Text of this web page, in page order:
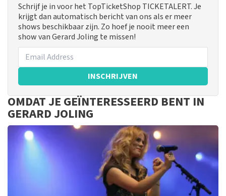
Schrijf je in voor het TopTicketShop TICKETALERT. Je
krijgt dan automatisch bericht van ons als er meer
shows beschikbaar zijn. Zo hoef je nooit meer een
show van Gerard Joling te missen!
INSCHRIJVEN
OMDAT JE GEÏNTERESSEERD BENT IN
GERARD JOLING